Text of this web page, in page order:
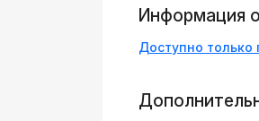
Информация
Доступно только